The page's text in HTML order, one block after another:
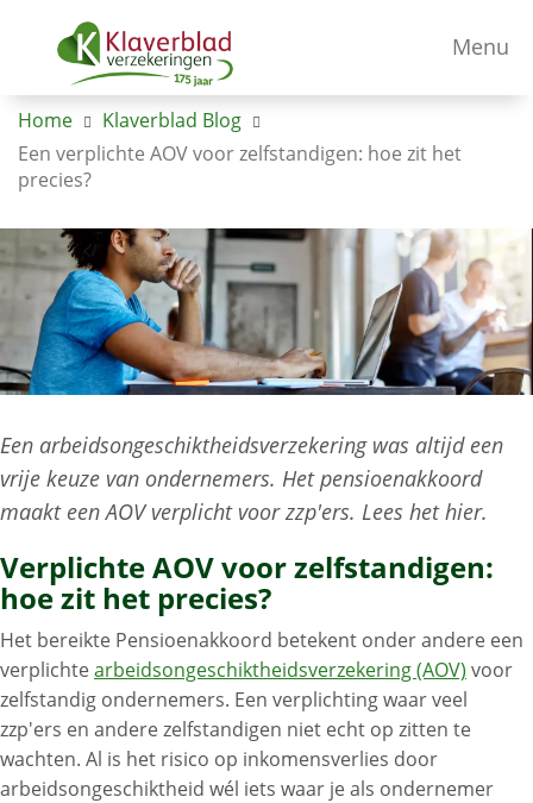
Menu
Home
Klaverblad Blog
Een verplichte AOV voor zelfstandigen: hoe zit het
precies?
Een arbeidsongeschiktheidsverzekering was altijd een
vrije keuze van ondernemers. Het pensioenakkoord
maakt een AOV verplicht voor zzp'ers. Lees het hier.
Verplichte AOV voor zelfstandigen:
hoe zit het precies?
Het bereikte Pensioenakkoord betekent onder andere een
verplichtearbeidsongeschiktheidsverzekering (AOV) voor
zelfstandig ondernemers. Een verplichting waar veel
zzp'ers en andere zelfstandigen niet echt op zitten te
wachten. Al is het risico op inkomensverlies door
arbeidsongeschiktheid wél iets waar je als ondernemer